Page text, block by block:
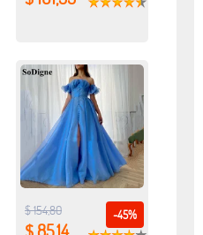
-45%
$ 154,80
$ 85,14